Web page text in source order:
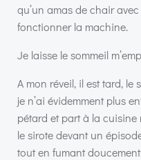
qu’un amas de chair
fonctionner la machine.
Je laisse le sommeil
A mon réveil, il est tard, le
je n’ai évidemment plus
pétard et part à la
le sirote devant un
tout en fumant